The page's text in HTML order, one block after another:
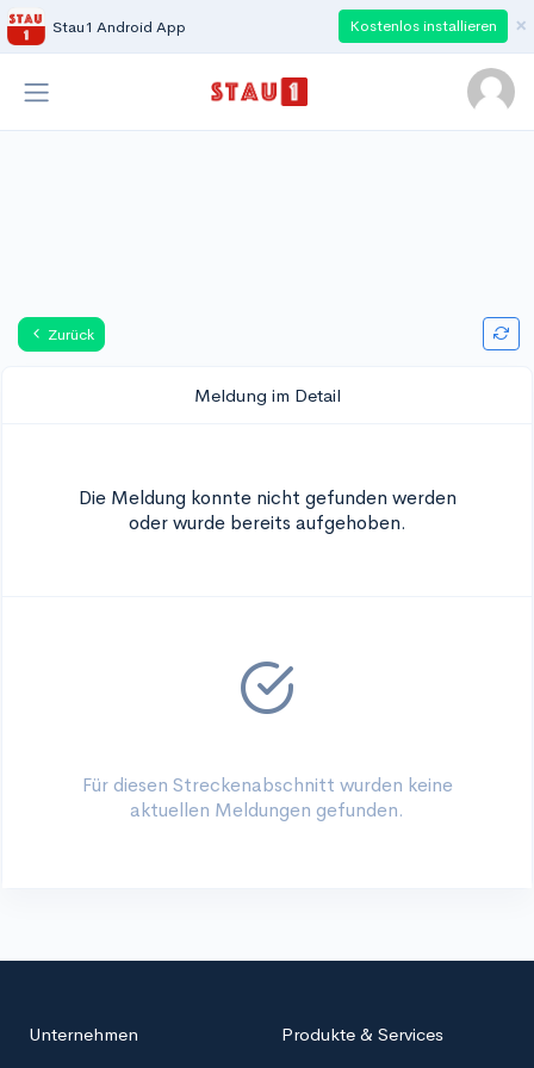
Stau1 Android App Kostenlos installieren ×
Zurück
Meldung im Detail
Die Meldung konnte nicht gefunden werden
oder wurde bereits aufgehoben.
Für diesen Streckenabschnitt wurden keine
aktuellen Meldungen gefunden.
Unternehmen
Produkte & Services